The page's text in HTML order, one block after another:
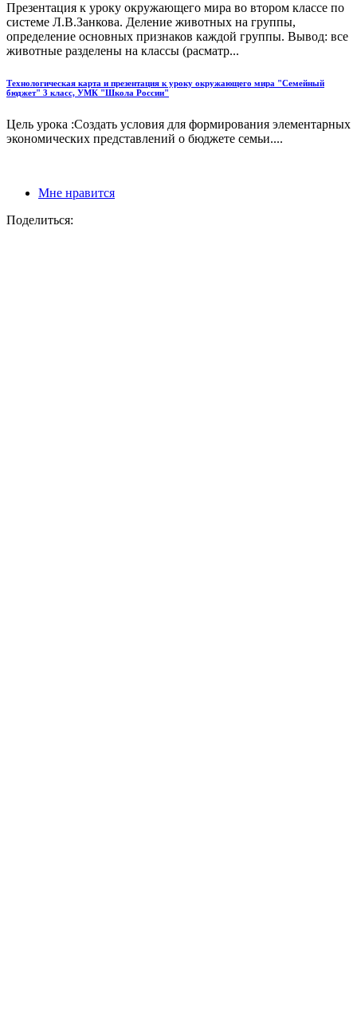
Презентация к уроку окружающего мира во втором классе по
системе Л.В.Занкова. Деление животных на группы,
определение основных признаков каждой группы. Вывод: все
животные разделены на классы (расматр...
Технологическая карта и презентация к уроку окружающего мира "Семейный
бюджет" 3 класс, УМК "Школа России"
Цель урока :Создать условия для формирования элементарных
экономических представлений о бюджете семьи....
Мне нравится
Поделиться: